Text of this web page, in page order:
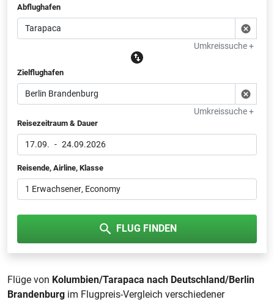
Abflughafen
Umkreissuche +
Zielflughafen
Umkreissuche +
Reisezeitraum & Dauer
17.09. - 24.09.2026
Reisende, Airline, Klasse
1 Erwachsener, Economy
FLUG FINDEN
Flüge von Kolumbien/Tarapaca nach Deutschland/Berlin
Brandenburg im Flugpreis-Vergleich verschiedener